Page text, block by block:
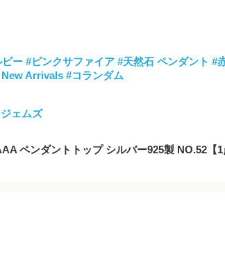
ー #ピンクサファイア #天然石 ペンダント #
New Arrivals #コランダム
ェムズ
ペンダントトップ シルバー925製 NO.52【1